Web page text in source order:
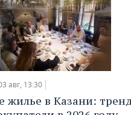
авг, 13:30
жилье в Казани: